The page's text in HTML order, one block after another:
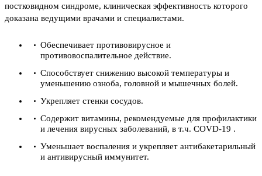
постковидном синдроме, клиническая эффективность которого
доказана ведущими врачами и специалистами.
Обеспечивает противовирусное и
противовоспалительное действие.
Способствует снижению высокой температуры и
уменьшению озноба, головной и мышечных болей.
Укрепляет стенки сосудов.
Содержит витамины, рекомендуемые для профилактики
и лечения вирусных заболеваний, в т.ч. COVD-19 .
Уменьшает воспаления и укрепляет антибакетарильный
и антивирусный иммунитет.